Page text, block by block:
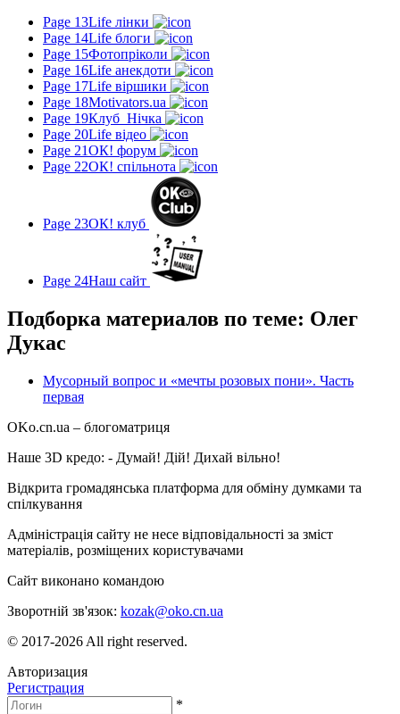
Page 13Life лінки
Page 14Life блоги
Page 15Фотопріколи
Page 16Life анекдоти
Page 17Life віршики
Page 18Motivators.ua
Page 19Клуб_Нічка
Page 20Life відео
Page 21ОК! форум
Page 22ОК! спільнота
Page 23ОК! клуб
Page 24Наш сайт
Подборка материалов по теме: Олег
Дукас
Мусорный вопрос и «мечты розовых пони». Часть
первая
OKo.cn.ua – блогоматриця
Наше 3D кредо: - Думай! Дій! Дихай вільно!
Відкрита громадянська платформа для обміну думками та
спілкування
Адміністрація сайту не несе відповідальності за зміст
матеріалів, розміщених користувачами
Сайт виконано командою
Зворотній зв'язок: kozak@oko.cn.ua
© 2017-2026 All right reserved.
Авторизация
Регистрация
*